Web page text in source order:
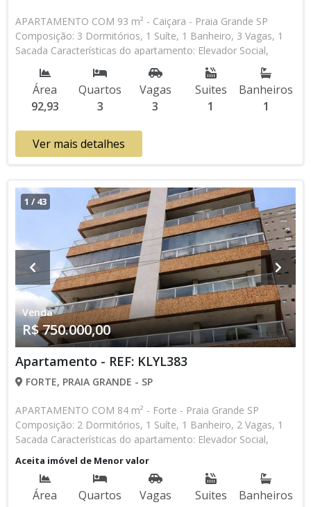
APARTAMENTO COM 93 m² - Caiçara - Praia Grande SP
Composição: 3 Dormitórios, 1 Suíte, 1 Banheiro, 3 Vagas, 1
Sacada Características do apartamento: Elevador Social,
Elevador de Serviço, Acessibilidade, Interfone, Piscina, Piscina
Infantil, Sauna, Salão de Jogos, Salão de Festas, Espaço Kids,
Cinema, Academia, Churrasqueira Aceita Financiamento
Bancário * Os valores e disponibilidade podem ser alterados
nossa equipe
Área
92,93
Quartos
3
Vagas
3
Suites
1
Banheiros
1
Ver mais detalhes
1 /43
Venda
R$ 750.000,00
Apartamento - REF: KLYL383
FORTE, PRAIA GRANDE - SP
APARTAMENTO COM 84 m² - Forte - Praia Grande SP
Composição: 2 Dormitórios, 1 Suíte, 1 Banheiro, 2 Vagas, 1
Sacada Características do apartamento: Elevador Social,
Elevador de Serviço, Acessibilidade, Portão Automático, Água
Individual, Gás Encanado, Piscina, Piscina Infantil, Sauna,
Salão de Jogos, Salão de Festas, Espaço Kids, Espaço
Gourmet, Academia, Churrasqueira Aceita Financiamento
Aceita imóvel de Menor valor
Área
Quartos
Vagas
Suites
Banheiros